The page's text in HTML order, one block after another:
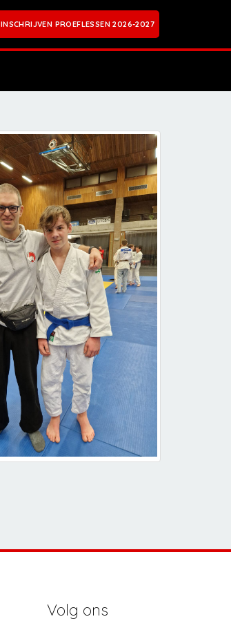
INSCHRIJVEN PROEFLESSEN 2026-2027
Volg ons